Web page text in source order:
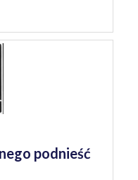
podnieść